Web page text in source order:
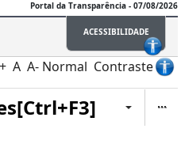
Portal da Transparência - 07/08/2026
ACESSIBILIDADE
A A- Normal Contraste